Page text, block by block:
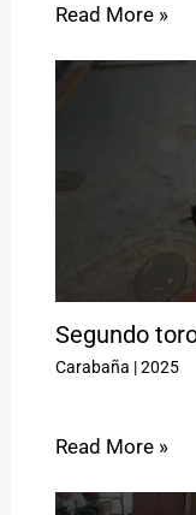
Read More »
Segundo
Carabaña |2025
Read More »